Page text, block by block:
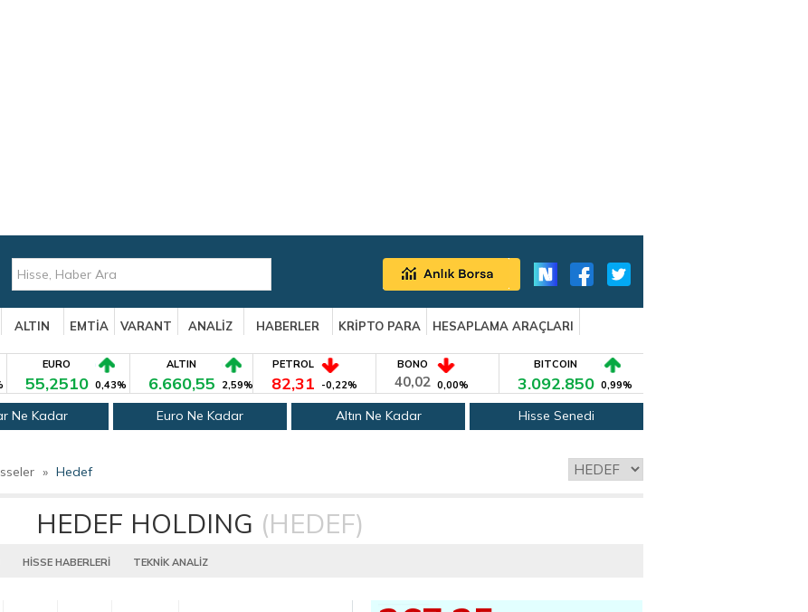
ALTIN EMTİA VARANT ANALİZ HABERLER KRİPTO PARA
HESAPLAMA ARAÇLARI
EURO
55,2510 0,43%
ALTIN
6.660,55 2,59%
PETROL
82,31 -0,22%
BONO
40,02 0,00%
BITCOIN
3.092.850 0,99%
Ne Kadar Euro Ne Kadar Altın Ne Kadar Hisse Senedi
» Hedef
HEDEF HOLDING (HEDEF)
HİSSE HABERLERİ TEKNİK ANALİZ